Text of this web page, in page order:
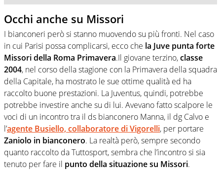
Occhi anche su Missori
I bianconeri però si stanno muovendo su più fronti. Nel caso
in cui Parisi possa complicarsi, ecco che la Juve punta forte
Missori della Roma Primavera.Il giovane terzino,classe
2004, nel corso della stagione con la Primavera della squadra
della Capitale, ha mostrato le sue ottime qualità ed ha
raccolto buone prestazioni. La Juventus, quindi, potrebbe
potrebbe investire anche su di lui. Avevano fatto scalpore le
voci di un incontro tra il ds bianconero Manna, il dg Calvo e
l’agente Busiello, collaboratore di Vigorelli, per portare
Zaniolo in bianconero. La realtà però, sempre secondo
quanto raccolto da Tuttosport, sembra che l’incontro si sia
tenuto per fare il punto della situazione su Missori.